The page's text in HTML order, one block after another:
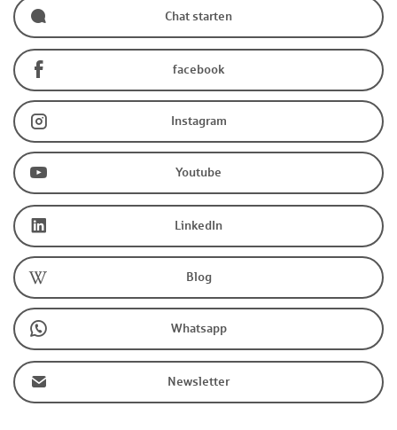
Chat starten
facebook
Instagram
Youtube
LinkedIn
Blog
Whatsapp
Newsletter